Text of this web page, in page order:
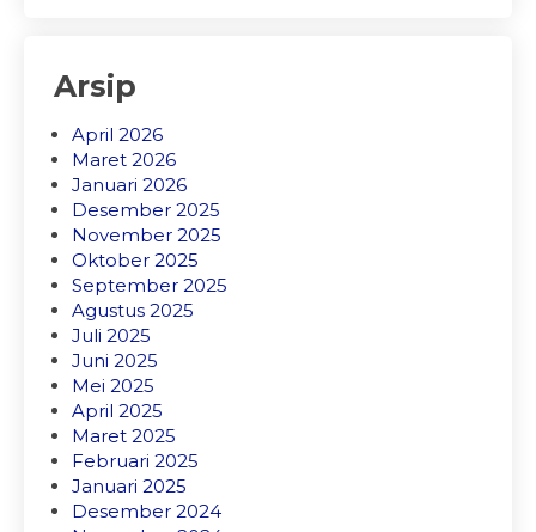
Arsip
April 2026
Maret 2026
Januari 2026
Desember 2025
November 2025
Oktober 2025
September 2025
Agustus 2025
Juli 2025
Juni 2025
Mei 2025
April 2025
Maret 2025
Februari 2025
Januari 2025
Desember 2024